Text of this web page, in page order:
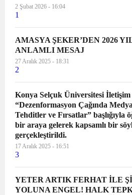
2 Şubat 2026 - 16:04
1
AMASYA ŞEKER’DEN 2026
ANLAMLI MESAJ
27 Aralık 2025 - 18:31
2
Konya Selçuk Üniversitesi İletişim
“Dezenformasyon Çağında
Tehditler ve Fırsatlar” başlığıyla
bir araya gelerek kapsamlı bir
gerçekleştirildi.
17 Aralık 2025 - 16:51
3
YETER ARTIK FERHAT İLE
YOLUNA ENGEL! HALK